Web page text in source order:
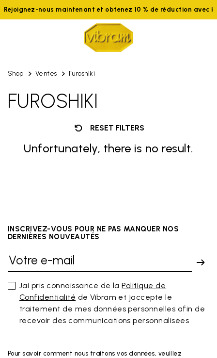
nous maintenant et obtenez 10 % de réduction avec le
Shop Ventes Furoshiki
FUROSHIKI
RESET FILTERS
Unfortunately, there is no result.
INSCRIVEZ-VOUS POUR NE PAS MANQUER NOS
DERNIÈRES NOUVEAUTÉS
Jai pris connaissance de laPolitique de
Confidentialité de Vibram et jaccepte le
traitement de mes données personnelles afin de
recevoir des communications personnalisées
Pour savoir comment nous traitons vos données, veuillez